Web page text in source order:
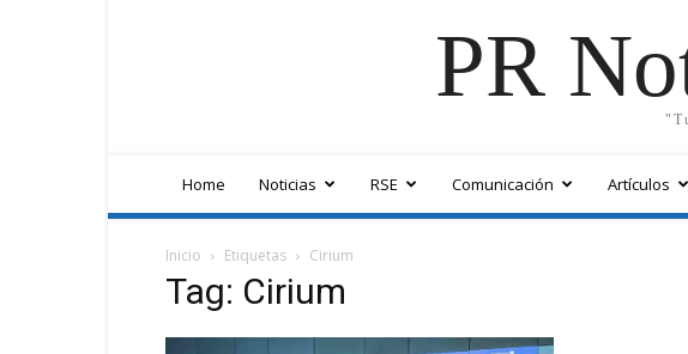
PR
Home Noticias RSE Comunicación Artículos
Inicio Etiquetas Cirium
Tag: Cirium